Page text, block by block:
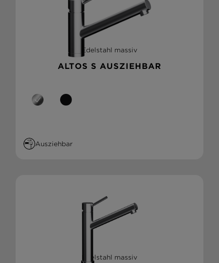
Edelstahl massiv
ALTOS S AUSZIEHBAR
Ausziehbar
Edelstahl massiv